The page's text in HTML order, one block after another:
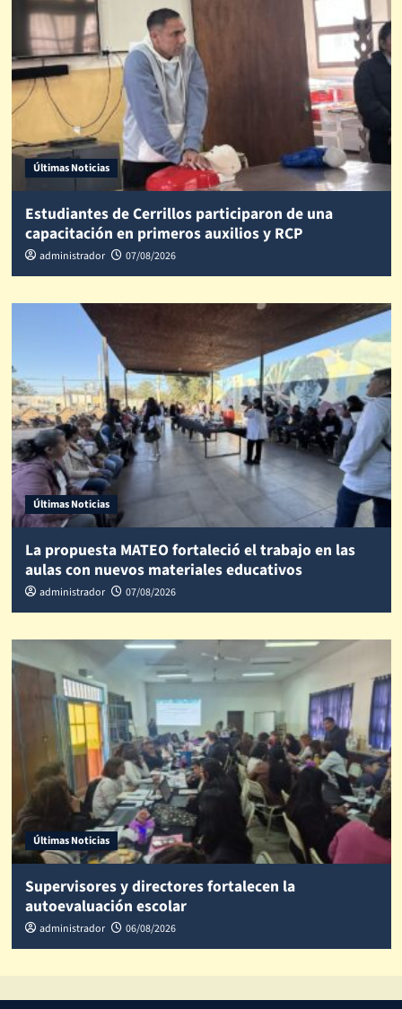
Últimas Noticias
Estudiantes de Cerrillos participaron de una
capacitación en primeros auxilios y RCP
administrador 07/08/2026
Últimas Noticias
La propuesta MATEO fortaleció el trabajo en las
aulas con nuevos materiales educativos
administrador 07/08/2026
Últimas Noticias
Supervisores y directores fortalecen la
autoevaluación escolar
administrador 06/08/2026